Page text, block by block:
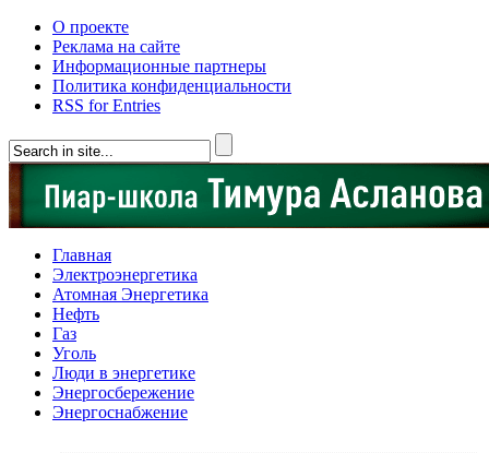
О проекте
Реклама на сайте
Информационные партнеры
Политика конфиденциальности
RSS for Entries
Главная
Электроэнергетика
Атомная Энергетика
Нефть
Газ
Уголь
Люди в энергетике
Энергосбережение
Энергоснабжение